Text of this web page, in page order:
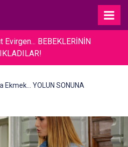
Evirgen... BEBEKLERİNİN
Ekmek... YOLUN SONUNA